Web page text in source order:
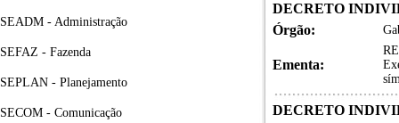
SEADM - Administração
SEFAZ - Fazenda
SEPLAN - Planejamento
SECOM - Comunicação
DECRETO
Órgão:
Ementa:
DECRETO